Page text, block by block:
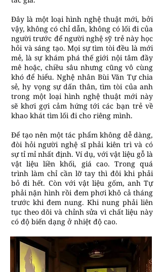
Đây là một loại hình nghệ thuật mới, bởi
vậy, không có chỉ dẫn, không có lối đi của
người trước để người nghệ sỹ trẻ này học
hỏi và sáng tạo. Mọi sự tìm tòi đều là mới
mẻ, là sự khám phá thế giới nội tâm đầy
mê hoặc, chiều sâu nhưng cũng vô cùng
khó để hiểu. Nghệ nhân Bùi Văn Tự chia
sẻ, hy vọng sự dấn thân, tìm tòi của anh
trong một loại hình nghệ thuật mới này
sẽ khơi gợi cảm hứng tới các bạn trẻ về
khao khát tìm lối đi cho riêng mình.
Để tạo nên một tác phẩm không dễ dàng,
đòi hỏi người nghệ sĩ phải kiên trì và có
sự tỉ mỉ nhất định. Ví dụ, với vật liệu gỗ là
vật liệu liền khối, giá cao. Trong quá
trình làm chỉ cần lỡ tay thì đôi khi phải
bỏ đi hết. Còn với vật liệu gốm, anh Tự
phải nặn hình rồi đem phơi khô cả tháng
trước khi đem nung. Khi nung phải liên
tục theo dõi và chỉnh sửa vì chất liệu này
có độ biến dạng ở nhiệt độ cao.